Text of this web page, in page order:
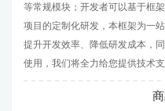
等常规模块；开发者可以基于框
项目的定制化研发，本框架为一
提升开发效率、降低研发成本，
使用，我们将全力给您提供技术支